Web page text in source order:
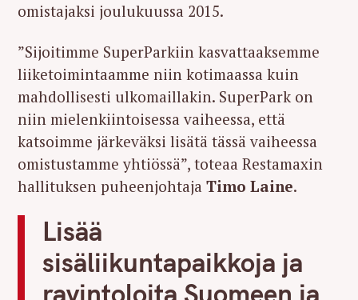
omistajaksi joulukuussa 2015.
”Sijoitimme SuperParkiin kasvattaaksemme
liiketoimintaamme niin kotimaassa kuin
mahdollisesti ulkomaillakin. SuperPark on
niin mielenkiintoisessa vaiheessa, että
katsoimme järkeväksi lisätä tässä vaiheessa
omistustamme yhtiössä”, toteaa Restamaxin
hallituksen puheenjohtaja Timo Laine.
Lisää
sisäliikuntapaikkoja ja